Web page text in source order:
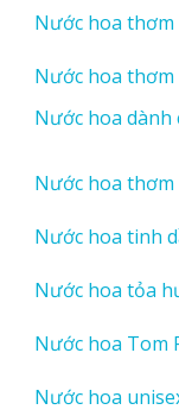
Nước hoa
Nước hoa
Nước hoa
Nước hoa
Nước hoa tinh
Nước hoa tỏa
Nước hoa Tom
Nước hoa